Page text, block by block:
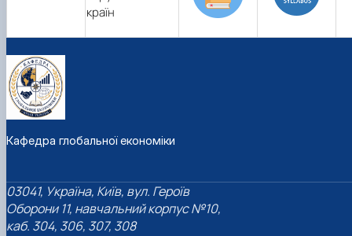
країн
Кафедра глобальної економіки
03041, Україна, Київ, вул. Героїв
Оборони 11, навчальний корпус №10,
каб. 304, 306, 307, 308